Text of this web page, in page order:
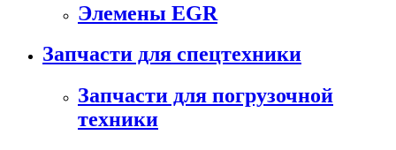
Элемены EGR
Запчасти для спецтехники
Запчасти для погрузочной
техники